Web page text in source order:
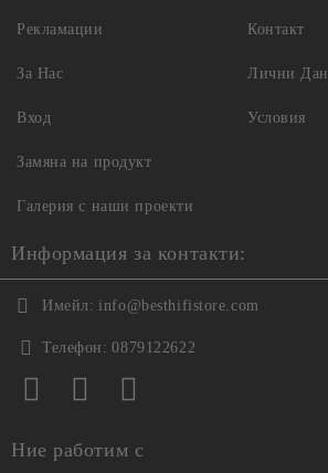
Рекламации
За Нас
Вход
Контакт
Лични
Условия
Замяна на продукт
Галерия с наши проекти
Информация за контакти:
Имейл: info@besthifistore.com
Телефон: 0879122622
Ние работим с